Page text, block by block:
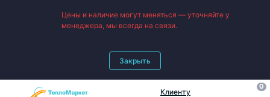
Цены и наличие могут меняться — уточняйте у
менеджера, мы всегда на связи.
Закрыть
Клиенту
0